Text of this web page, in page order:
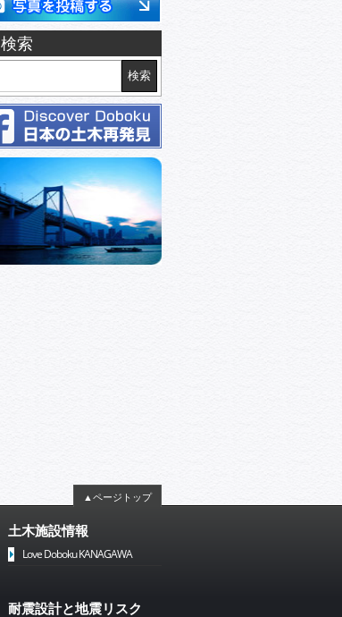
検索
検索
▲ページトップ
土木施設情報
Love Doboku KANAGAWA
耐震設計と地震リスク